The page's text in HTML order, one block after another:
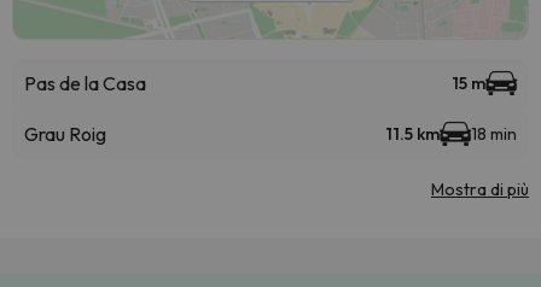
Pas de la Casa 15 m
Grau Roig 11.5 km 18 min
Mostra di più